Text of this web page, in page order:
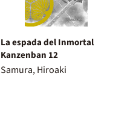
La espada del Inmortal
Kanzenban 12
Samura, Hiroaki